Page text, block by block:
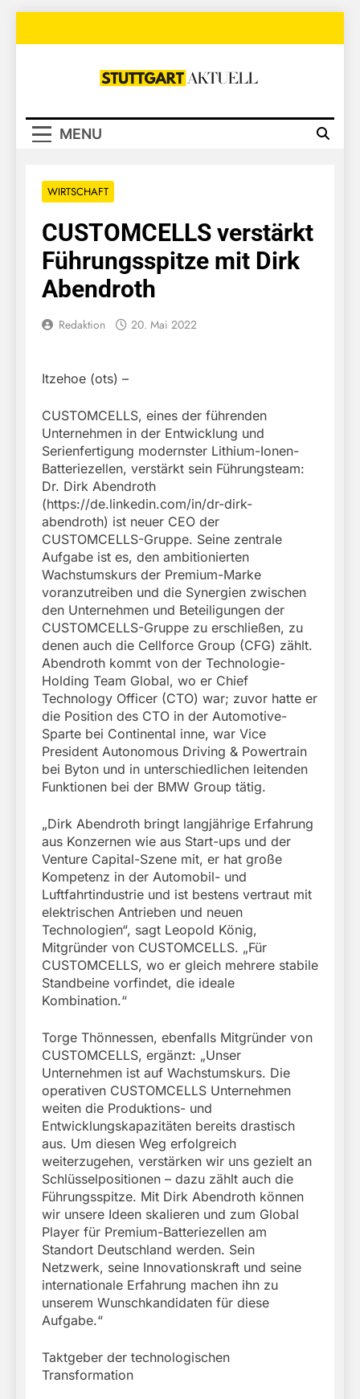
Stuttgart
MENU
WIRTSCHAFT
CUSTOMCELLS verstärkt
Führungsspitze mit Dirk
Abendroth
Redaktion 20. Mai 2022
Itzehoe (ots) –
CUSTOMCELLS, eines der führenden
Unternehmen in der Entwicklung und
Serienfertigung modernster Lithium-Ionen-
Batteriezellen, verstärkt sein Führungsteam:
Dr. Dirk Abendroth
(https://de.linkedin.com/in/dr-dirk-
abendroth) ist neuer CEO der
CUSTOMCELLS-Gruppe. Seine zentrale
Aufgabe ist es, den ambitionierten
Wachstumskurs der Premium-Marke
voranzutreiben und die Synergien zwischen
den Unternehmen und Beteiligungen der
CUSTOMCELLS-Gruppe zu erschließen, zu
denen auch die Cellforce Group (CFG) zählt.
Abendroth kommt von der Technologie-
Holding Team Global, wo er Chief
Technology Officer (CTO) war; zuvor hatte er
die Position des CTO in der Automotive-
Sparte bei Continental inne, war Vice
President Autonomous Driving & Powertrain
bei Byton und in unterschiedlichen leitenden
Funktionen bei der BMW Group tätig.
„Dirk Abendroth bringt langjährige Erfahrung
aus Konzernen wie aus Start-ups und der
Venture Capital-Szene mit, er hat große
Kompetenz in der Automobil- und
Luftfahrtindustrie und ist bestens vertraut mit
elektrischen Antrieben und neuen
Technologien“, sagt Leopold König,
Mitgründer von CUSTOMCELLS. „Für
CUSTOMCELLS, wo er gleich mehrere stabile
Standbeine vorfindet, die ideale
Kombination.“
Torge Thönnessen, ebenfalls Mitgründer von
CUSTOMCELLS, ergänzt: „Unser
Unternehmen ist auf Wachstumskurs. Die
operativen CUSTOMCELLS Unternehmen
weiten die Produktions- und
Entwicklungskapazitäten bereits drastisch
aus. Um diesen Weg erfolgreich
weiterzugehen, verstärken wir uns gezielt an
Schlüsselpositionen – dazu zählt auch die
Führungsspitze. Mit Dirk Abendroth können
wir unsere Ideen skalieren und zum Global
Player für Premium-Batteriezellen am
Standort Deutschland werden. Sein
Netzwerk, seine Innovationskraft und seine
internationale Erfahrung machen ihn zu
unserem Wunschkandidaten für diese
Aufgabe.“
Taktgeber der technologischen
Transformation